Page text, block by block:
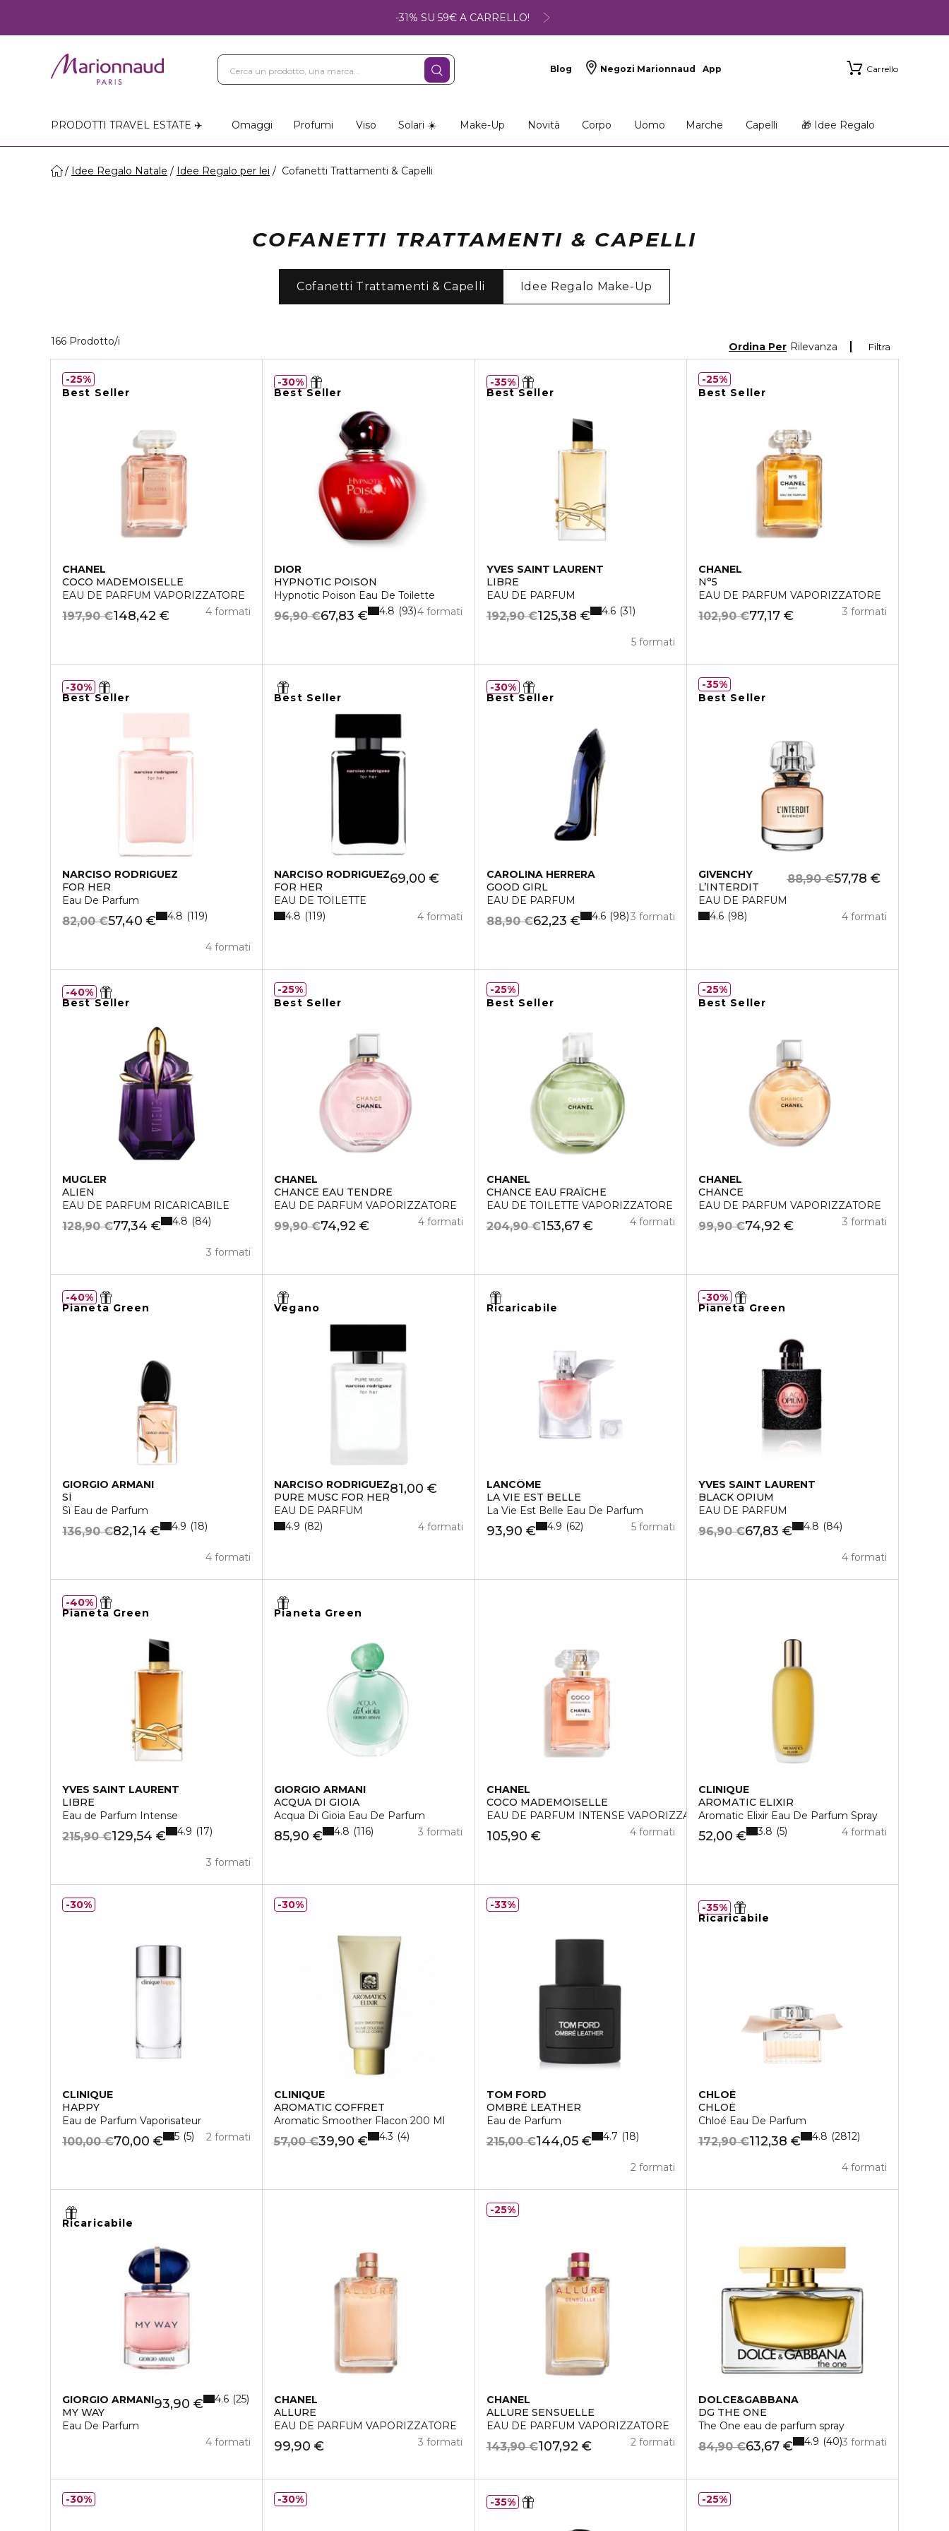
-31% SU 59€ A CARRELLO!
Blog Negozi Marionnaud App Carrello
PRODOTTI TRAVEL ESTATE ✈️
Omaggi Profumi Viso Solari ☀️ Make-Up Novità Corpo Uomo Marche Capelli 🎁 Idee Regalo
Idee Regalo Natale Idee Regalo per lei Cofanetti Trattamenti & Capelli
COFANETTI TRATTAMENTI & CAPELLI
Cofanetti Trattamenti & Capelli Idee Regalo Make-Up
166 Prodotto/i Filtra
Ordina Per Rilevanza
Best Seller
CHANEL
COCO MADEMOISELLE
EAU DE PARFUM VAPORIZZATORE
148,42 €
197,90 € 4 formati
25%
Best Seller
DIOR
HYPNOTIC POISON
Hypnotic Poison Eau De Toilette
67,83 €
96,90 € 4 formati
4.8 93
30%
Best Seller
YVES SAINT LAURENT
LIBRE
EAU DE PARFUM
125,38 €
192,90 €
5 formati
4.6 31
35%
Best Seller
CHANEL
N°5
EAU DE PARFUM VAPORIZZATORE
77,17 €
102,90 € 3 formati
25%
Best Seller
NARCISO RODRIGUEZ
FOR HER
Eau De Parfum
57,40 €
82,00 €
4 formati
4.8 119
30%
Best Seller
NARCISO RODRIGUEZ
FOR HER
EAU DE TOILETTE
69,00 €
4 formati
4.8 119
Best Seller
CAROLINA HERRERA
GOOD GIRL
EAU DE PARFUM
62,23 €
88,90 € 3 formati
4.6 98
30%
Best Seller
GIVENCHY
L’INTERDIT
EAU DE PARFUM
57,78 €
88,90 €
4 formati
4.6 98
35%
Best Seller
MUGLER
ALIEN
EAU DE PARFUM RICARICABILE
77,34 €
128,90 €
3 formati
4.8 84
40%
Best Seller
CHANEL
CHANCE EAU TENDRE
EAU DE PARFUM VAPORIZZATORE
74,92 €
99,90 € 4 formati
25%
Best Seller
CHANEL
CHANCE EAU FRAÎCHE
EAU DE TOILETTE VAPORIZZATORE
153,67 €
204,90 € 4 formati
25%
Best Seller
CHANEL
CHANCE
EAU DE PARFUM VAPORIZZATORE
74,92 €
99,90 € 3 formati
25%
Pianeta Green
GIORGIO ARMANI
SÌ
Sì Eau de Parfum
82,14 €
136,90 €
4 formati
4.9 18
40%
Vegano
NARCISO RODRIGUEZ
PURE MUSC FOR HER
EAU DE PARFUM
81,00 €
4 formati
4.9 82
Ricaricabile
LANCÔME
LA VIE EST BELLE
La Vie Est Belle Eau De Parfum
93,90 € 5 formati
4.9 62
Pianeta Green
YVES SAINT LAURENT
BLACK OPIUM
EAU DE PARFUM
67,83 €
96,90 €
4 formati
4.8 84
30%
Pianeta Green
YVES SAINT LAURENT
LIBRE
Eau de Parfum Intense
129,54 €
215,90 €
3 formati
4.9 17
40%
Pianeta Green
GIORGIO ARMANI
ACQUA DI GIOIA
Acqua Di Gioia Eau De Parfum
85,90 € 3 formati
4.8 116
CHANEL
COCO MADEMOISELLE
EAU DE PARFUM INTENSE VAPORIZZATORE
105,90 € 4 formati
CLINIQUE
AROMATIC ELIXIR
Aromatic Elixir Eau De Parfum Spray
52,00 € 4 formati
3.8 5
CLINIQUE
HAPPY
Eau de Parfum Vaporisateur
70,00 €
100,00 € 2 formati
5 5
30%
CLINIQUE
AROMATIC COFFRET
Aromatic Smoother Flacon 200 Ml
39,90 €
57,00 € 4.3 4
30%
TOM FORD
OMBRÈ LEATHER
Eau de Parfum
144,05 €
215,00 €
2 formati
4.7 18
33%
Ricaricabile
CHLOÉ
CHLOÉ
Chloé Eau De Parfum
112,38 €
172,90 €
4 formati
4.8 2812
35%
Ricaricabile
GIORGIO ARMANI
MY WAY
Eau De Parfum
93,90 €
4 formati
4.6 25
CHANEL
ALLURE
EAU DE PARFUM VAPORIZZATORE
99,90 € 3 formati
CHANEL
ALLURE SENSUELLE
EAU DE PARFUM VAPORIZZATORE
107,92 €
143,90 € 2 formati
25%
DOLCE&GABBANA
DG THE ONE
The One eau de parfum spray
63,67 €
84,90 € 3 formati
4.9 40
30% 30% 35% 25%